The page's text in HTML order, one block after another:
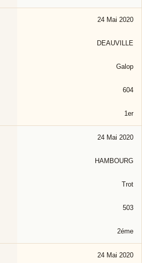
24 Mai 2020
DEAUVILLE
Galop
604
1er
24 Mai 2020
HAMBOURG
Trot
503
2éme
24 Mai 2020